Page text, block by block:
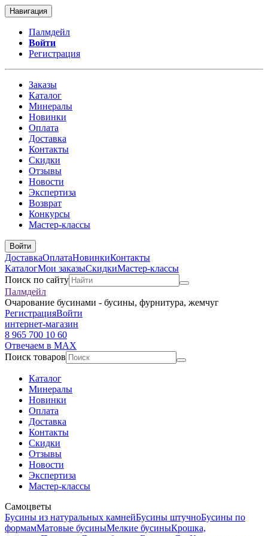
Навигация
Палмдейл
Войти
Регистрация
Заказы
Каталог
Минералы
Новинки
Оплата
Доставка
Контакты
Скидки
Отзывы
Новости
Экспертиза
Возврат
Конкурсы
Мастер-классы
Войти
ДоставкаОплатаНовинкиКонтакты
КаталогМои заказыСкидкиМастер-классы
Поиск по сайту
Палмдейл
Очарование бусинами - бусины, фурнитура, жемчуг
РегистрацияВойти
интернет-магазин
8 965 700 10 60
Отвечаем в MAX
Поиск товаров
Каталог
Минералы
Новинки
Оплата
Доставка
Контакты
Скидки
Отзывы
Новости
Экспертиза
Мастер-классы
Самоцветы
Бусины из натуральных камнейБусины штучноБусины по
формамМатовые бусиныМелкие бусиныКрошка,